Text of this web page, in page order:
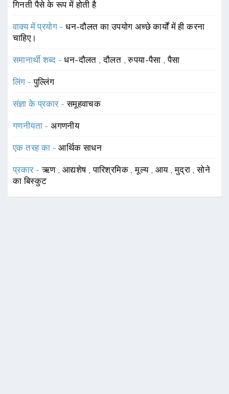
गिनती पैसे के रूप में होती है
वाक्य में प्रयोग -धन-दौलत का उपयोग अच्छे कार्यों में ही करना
चाहिए।
समानार्थी शब्द -धन-दौलत ,दौलत ,रुपया-पैसा ,पैसा
लिंग -पुल्लिंग
संज्ञा के प्रकार -समूहवाचक
गणनीयता -अगणनीय
एक तरह का -आर्थिक साधन
प्रकार -ऋण आद्यशेष ,पारिश्रमिक ,मूल्य आय ,मुद्रा ,सोने
का बिस्कुट